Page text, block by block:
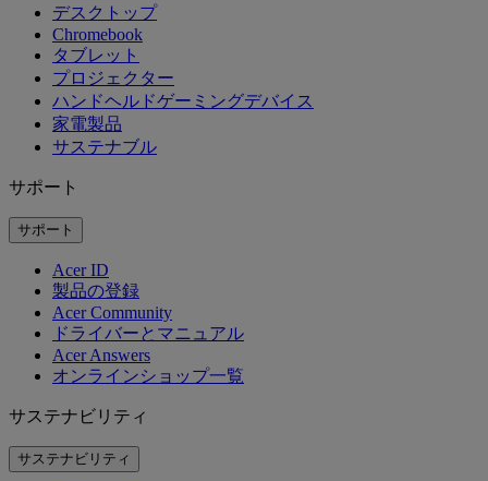
デスクトップ
Chromebook
タブレット
プロジェクター
ハンドヘルドゲーミングデバイス
家電製品
サステナブル
サポート
サポート
Acer ID
製品の登録
Acer Community
ドライバーとマニュアル
Acer Answers
オンラインショップ一覧
サステナビリティ
サステナビリティ